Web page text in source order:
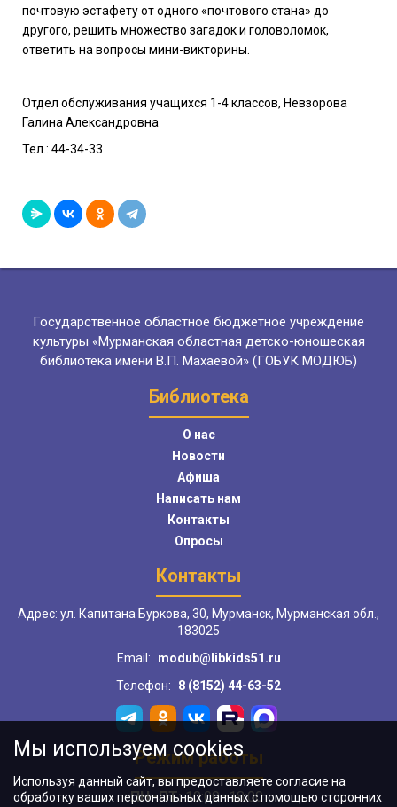
почтовую эстафету от одного «почтового стана» до
другого, решить множество загадок и головоломок,
ответить на вопросы мини-викторины.
Отдел обслуживания учащихся 1-4 классов, Невзорова
Галина Александровна
Тел.: 44-34-33
Государственное областное бюджетное учреждение
культуры «Мурманская областная детско-юношеская
библиотека имени В.П. Махаевой» (ГОБУК МОДЮБ)
Библиотека
О нас
Новости
Афиша
Написать нам
Контакты
Опросы
Контакты
Адрес: ул. Капитана Буркова, 30, Мурманск, Мурманская обл.,
183025
Email:
modub@libkids51.ru
Телефон:
8 (8152) 44-63-52
Режим работы
ПН–ПТ:10:00–18:00
Мы используем cookies
Используя данный сайт, вы предоставляете согласие на
обработку ваших персональных данных с помощью сторонних